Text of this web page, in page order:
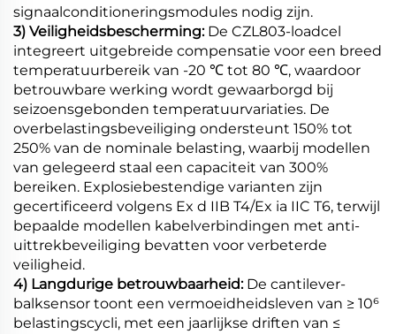
signaalconditioneringsmodules nodig zijn.
3) Veiligheidsbescherming: De CZL803-loadcel
integreert uitgebreide compensatie voor een breed
temperatuurbereik van -20 ℃ tot 80 ℃, waardoor
betrouwbare werking wordt gewaarborgd bij
seizoensgebonden temperatuurvariaties. De
overbelastingsbeveiliging ondersteunt 150% tot
250% van de nominale belasting, waarbij modellen
van gelegeerd staal een capaciteit van 300%
bereiken. Explosiebestendige varianten zijn
gecertificeerd volgens Ex d IIB T4/Ex ia IIC T6, terwijl
bepaalde modellen kabelverbindingen met anti-
uittrekbeveiliging bevatten voor verbeterde
veiligheid.
4) Langdurige betrouwbaarheid: De cantilever-
balksensor toont een vermoeidheidsleven van ≥ 10⁶
belastingscycli, met een jaarlijkse driften van ≤